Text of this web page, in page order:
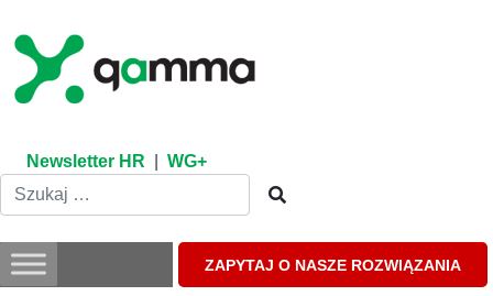
content
Newsletter HR WG+
ZAPYTAJ O NASZE ROZWIĄZANIA